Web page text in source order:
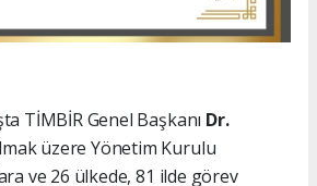
TİMBİR Genel Başkanı Dr.
üzere Yönetim Kurulu
ve 26 ülkede, 81 ilde görev